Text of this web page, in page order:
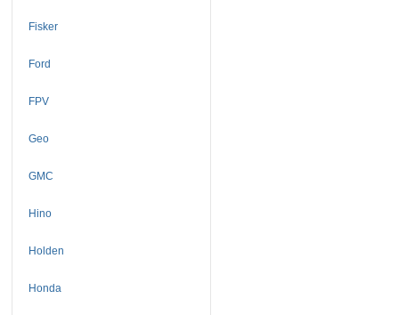
Fisker
Ford
FPV
Geo
GMC
Hino
Holden
Honda